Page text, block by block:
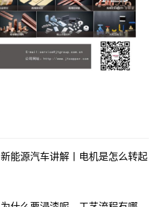
新能源汽车讲解丨电机是怎么转起